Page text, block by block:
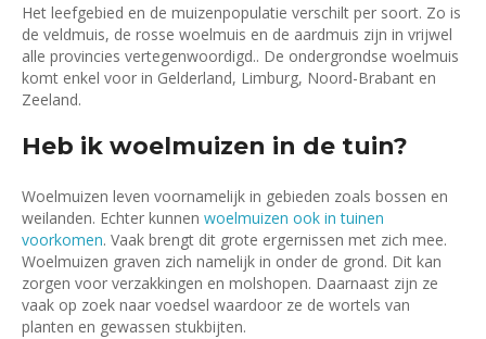
Het leefgebied en de muizenpopulatie verschilt per soort. Zo is
de veldmuis, de rosse woelmuis en de aardmuis zijn in vrijwel
alle provincies vertegenwoordigd.. De ondergrondse woelmuis
komt enkel voor in Gelderland, Limburg, Noord-Brabant en
Zeeland.
Heb ik woelmuizen in de tuin?
Woelmuizen leven voornamelijk in gebieden zoals bossen en
weilanden. Echter kunnen woelmuizen ook in tuinen
voorkomen. Vaak brengt dit grote ergernissen met zich mee.
Woelmuizen graven zich namelijk in onder de grond. Dit kan
zorgen voor verzakkingen en molshopen. Daarnaast zijn ze
vaak op zoek naar voedsel waardoor ze de wortels van
planten en gewassen stukbijten.